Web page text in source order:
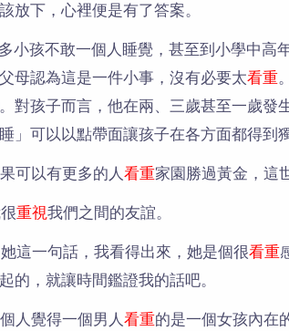
放下，心裡便是有了答案。
小孩不敢一個人睡覺，甚至到小學中高
母認為這是一件小事，沒有必要太看重
對孩子而言，他在兩、三歲甚至一歲發
」可以以點帶面讓孩子在各方面都得到獨
可以有更多的人看重家園勝過黃金，這
重視我們之間的友誼。
這一句話，我看得出來，她是個很看重
的，就讓時間鑑證我的話吧。
人覺得一個男人看重的是一個女孩內在